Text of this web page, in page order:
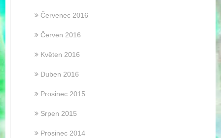
Červenec 2016
Červen 2016
Květen 2016
Duben 2016
Prosinec 2015
Srpen 2015
Prosinec 2014